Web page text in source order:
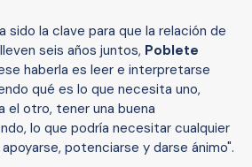
sido la clave para que la relación de
seis años juntos, Poblete
haberla es leer e interpretarse
qué es lo que necesita uno,
el otro, tener una buena
lo que podría necesitar cualquier
potenciarse y darse ánimo".